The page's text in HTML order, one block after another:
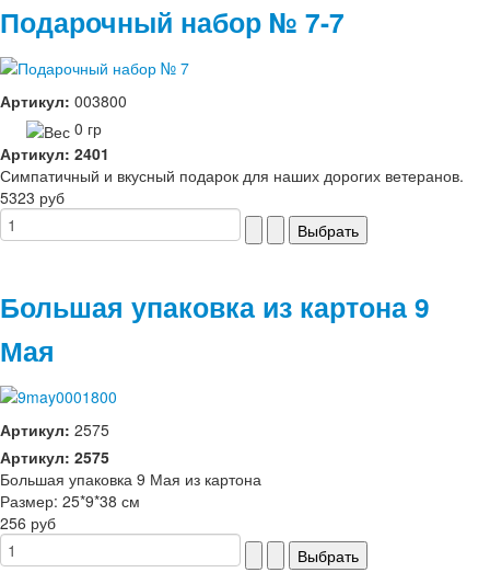
Подарочный набор № 7-7
Артикул: 003800
0 гр
Артикул: 2401
Симпатичный и вкусный подарок для наших дорогих ветеранов.
5323 руб
Большая упаковка из картона 9
Мая
Артикул: 2575
Артикул: 2575
Большая упаковка 9 Мая из картона
Размер: 25*9*38 см
256 руб